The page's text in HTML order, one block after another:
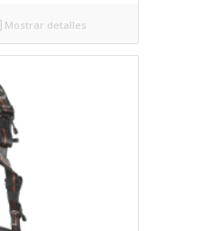
Mostrar detalles